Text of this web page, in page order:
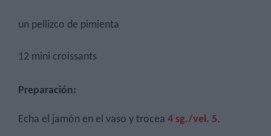
un pellizco de pimienta
12 mini croissants
Preparación:
Echa el jamón en el vaso y trocea 4 sg./vel. 5.